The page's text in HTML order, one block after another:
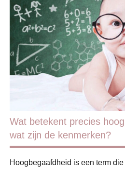
Blog
Gezin
Gezondheid
Kinderen
Ouders
Sport
Wat betekent precies
wat zijn de kenmerken?
Hoogbegaafdheid is een term